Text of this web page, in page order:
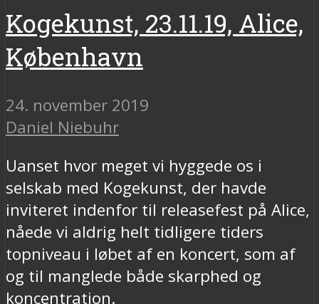
Kogekunst, 23.11.19, Alice,
København
24. november 2019
Daniel Niebuhr
Uanset hvor meget vi hyggede os i
selskab med Kogekunst, der havde
inviteret indenfor til releasefest på Alice,
nåede vi aldrig helt tidligere tiders
topniveau i løbet af en koncert, som af
og til manglede både skarphed og
koncentration.